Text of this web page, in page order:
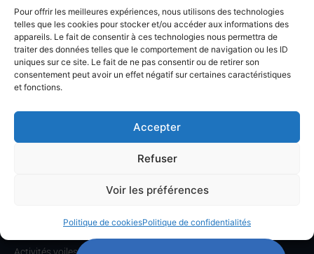
Pour offrir les meilleures expériences, nous utilisons des technologies
telles que les cookies pour stocker et/ou accéder aux informations des
appareils. Le fait de consentir à ces technologies nous permettra de
traiter des données telles que le comportement de navigation ou les ID
uniques sur ce site. Le fait de ne pas consentir ou de retirer son
consentement peut avoir un effet négatif sur certaines caractéristiques
et fonctions.
Accepter
Refuser
Voir les préférences
Politique de cookiesPolitique de confidentialités
Club Nautique de la Marine à Toulon,
Base Navale de Toulon, 83000 Toulon.
Lundi au vendredi : 7h30/12h00 – 13h30/17h00
Communications